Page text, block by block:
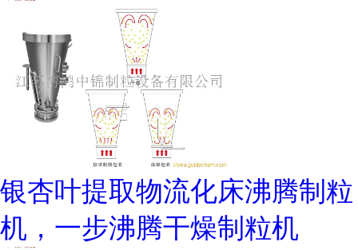
银杏叶提取物流化床沸腾制粒
机，一步沸腾干燥制粒机